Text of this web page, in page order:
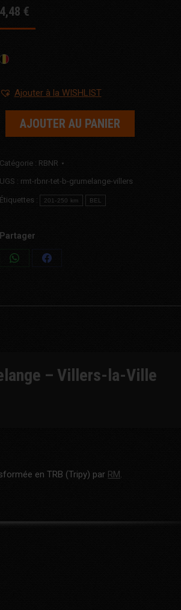
4,48 €
Ajouter à la WISHLIST
AJOUTER AU PANIER
Catégorie : RBNR
UGS : rmt-rbnr-tet-b-grumelange-villers
Étiquettes : 201-250 km BEL
Partager
Share
Share
– Villers-la-Ville
en TRB (Tripy) par RM.